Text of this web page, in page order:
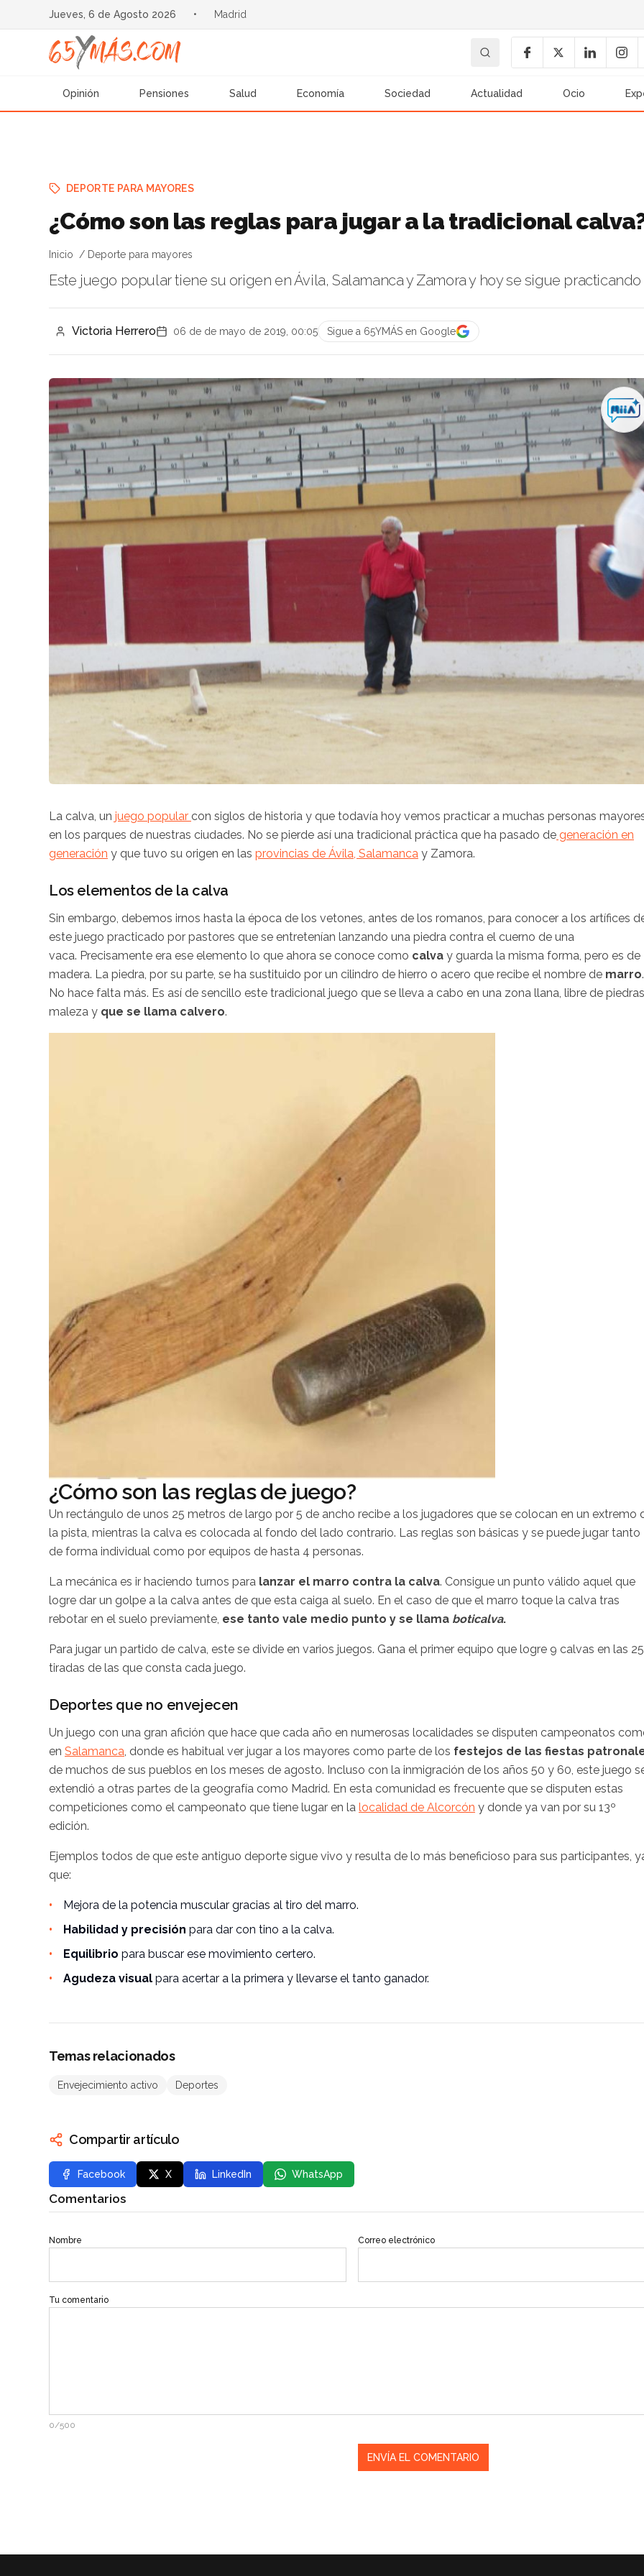
Jueves, 6 de Agosto 2026 • Madrid
Opinión Pensiones Salud Economía Sociedad Actualidad Ocio
DEPORTE PARA MAYORES
¿Cómo son las reglas para jugar a la tradicional
Inicio Deporte para mayores
Este juego popular tiene su origen en Ávila, Salamanca y Zamora y hoy se sigue practicando
Victoria Herrero 06 de de mayo de 2019, 00:05 Sigue a 65YMÁS en Google
La calva, un juego popular con siglos de historia y que todavía hoy vemos practicar a muchas personas
en los parques de nuestras ciudades. No se pierde así una tradicional práctica que ha pasado de generación en
generación y que tuvo su origen en las provincias de Ávila, Salamanca y Zamora.
Los elementos de la calva
Sin embargo, debemos irnos hasta la época de los vetones, antes de los romanos, para conocer a los artífices
este juego practicado por pastores que se entretenían lanzando una piedra contra el cuerno de una
vaca. Precisamente era ese elemento lo que ahora se conoce como calva y guarda la misma forma, pero es de
madera. La piedra, por su parte, se ha sustituido por un cilindro de hierro o acero que recibe el nombre de marro.
No hace falta más. Es así de sencillo este tradicional juego que se lleva a cabo en una zona llana, libre de
maleza y que se llama calvero.
¿Cómo son las reglas de juego?
Un rectángulo de unos 25 metros de largo por 5 de ancho recibe a los jugadores que se colocan en un extremo
la pista, mientras la calva es colocada al fondo del lado contrario. Las reglas son básicas y se puede jugar tanto
de forma individual como por equipos de hasta 4 personas.
La mecánica es ir haciendo turnos para lanzar el marro contra la calva. Consigue un punto válido aquel que
logre dar un golpe a la calva antes de que esta caiga al suelo. En el caso de que el marro toque la calva tras
rebotar en el suelo previamente, ese tanto vale medio punto y se llama boticalva.
Para jugar un partido de calva, este se divide en varios juegos. Gana el primer equipo que logre 9 calvas en las 25
tiradas de las que consta cada juego.
Deportes que no envejecen
Un juego con una gran afición que hace que cada año en numerosas localidades se disputen campeonatos
en Salamanca , donde es habitual ver jugar a los mayores como parte de los festejos de las fiestas
de muchos de sus pueblos en los meses de agosto. Incluso con la inmigración de los años 50 y 60, este juego
extendió a otras partes de la geografía como Madrid. En esta comunidad es frecuente que se disputen estas
competiciones como el campeonato que tiene lugar en la localidad de Alcorcón y donde ya van por su 13º
edición.
Ejemplos todos de que este antiguo deporte sigue vivo y resulta de lo más beneficioso para sus participantes,
que:
Mejora de la potencia muscular gracias al tiro del marro.
Habilidad y precisión para dar con tino a la calva.
Equilibrio para buscar ese movimiento certero.
Agudeza visual para acertar a la primera y llevarse el tanto ganador.
Temas relacionados
Envejecimiento activo Deportes
Compartir artículo
Facebook X LinkedIn WhatsApp
Comentarios
Nombre Correo electrónico
Tu comentario
0/500